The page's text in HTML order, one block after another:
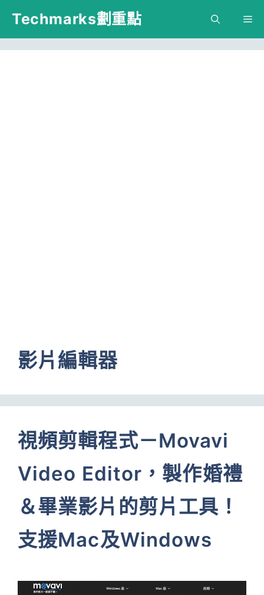
跳
主
Techmarks劃重點
影片編輯器
視頻剪輯程式－Movavi
Video Editor，製作婚禮
＆畢業影片的剪片工具！
支援Mac及Windows